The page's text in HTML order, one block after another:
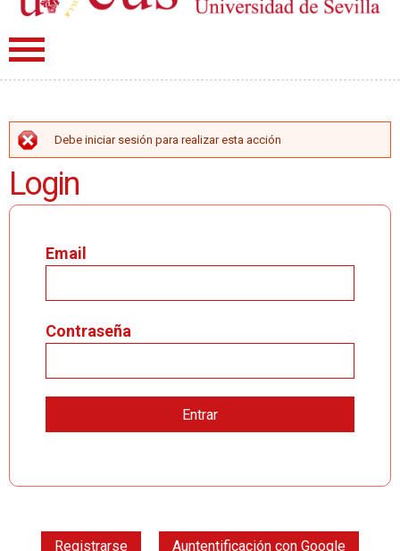
MENSAJE DE ERROR
Debe iniciar sesión para realizar esta acción
Login
Email
Contraseña
Registrarse Auntentificación con Google